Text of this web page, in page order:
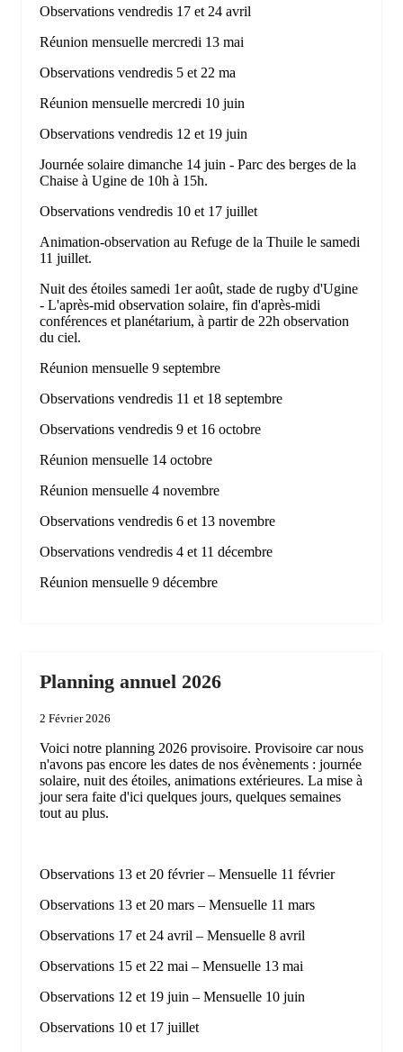
Observations vendredis 17 et 24 avril
Réunion mensuelle mercredi 13 mai
Observations vendredis 5 et 22 ma
Réunion mensuelle mercredi 10 juin
Observations vendredis 12 et 19 juin
Journée solaire dimanche 14 juin - Parc des berges de la
Chaise à Ugine de 10h à 15h.
Observations vendredis 10 et 17 juillet
Animation-observation au Refuge de la Thuile le samedi
11 juillet.
Nuit des étoiles samedi 1er août, stade de rugby d'Ugine
- L'après-mid observation solaire, fin d'après-midi
conférences et planétarium, à partir de 22h observation
du ciel.
Réunion mensuelle 9 septembre
Observations vendredis 11 et 18 septembre
Observations vendredis 9 et 16 octobre
Réunion mensuelle 14 octobre
Réunion mensuelle 4 novembre
Observations vendredis 6 et 13 novembre
Observations vendredis 4 et 11 décembre
Réunion mensuelle 9 décembre
Planning annuel 2026
2 Février 2026
Voici notre planning 2026 provisoire. Provisoire car nous
n'avons pas encore les dates de nos évènements : journée
solaire, nuit des étoiles, animations extérieures. La mise à
jour sera faite d'ici quelques jours, quelques semaines
tout au plus.
Observations 13 et 20 février – Mensuelle 11 février
Observations 13 et 20 mars – Mensuelle 11 mars
Observations 17 et 24 avril – Mensuelle 8 avril
Observations 15 et 22 mai – Mensuelle 13 mai
Observations 12 et 19 juin – Mensuelle 10 juin
Observations 10 et 17 juillet